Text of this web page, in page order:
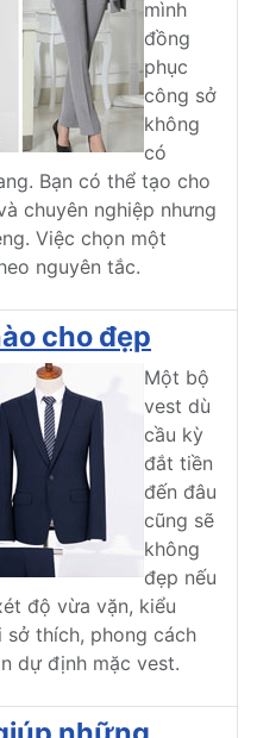
mình
đồng
phục
công sở
không
có
Bạn có thể tạo cho
chuyên nghiệp nhưng
Việc chọn một
nguyên tắc.
cho đẹp
Một bộ
vest dù
cầu kỳ
đắt tiền
đến đâu
cũng sẽ
không
đẹp nếu
độ vừa vặn, kiểu
thích, phong cách
dự định mặc vest.